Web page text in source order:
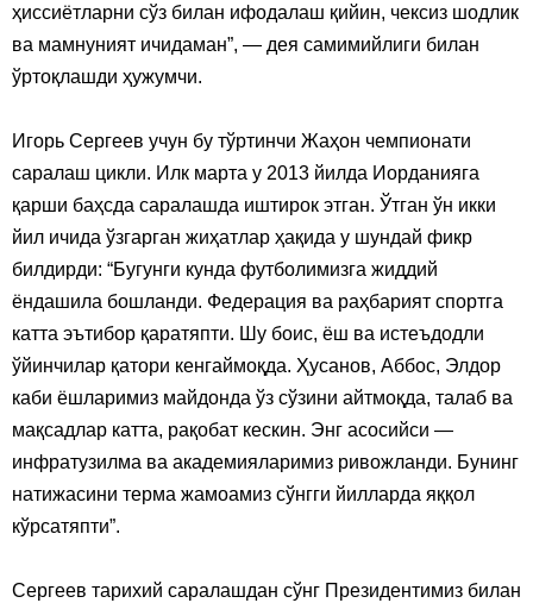
ҳиссиётларни сўз билан ифодалаш қийин, чексиз шодлик
ва мамнуният ичидаман”, — дея самимийлиги билан
ўртоқлашди ҳужумчи.
Игорь Сергеев учун бу тўртинчи Жаҳон чемпионати
саралаш цикли. Илк марта у 2013 йилда Иорданияга
қарши баҳсда саралашда иштирок этган. Ўтган ўн икки
йил ичида ўзгарган жиҳатлар ҳақида у шундай фикр
билдирди: “Бугунги кунда футболимизга жиддий
ёндашила бошланди. Федерация ва раҳбарият спортга
катта эътибор қаратяпти. Шу боис, ёш ва истеъдодли
ўйинчилар қатори кенгаймоқда. Ҳусанов, Аббос, Элдор
каби ёшларимиз майдонда ўз сўзини айтмоқда, талаб ва
мақсадлар катта, рақобат кескин. Энг асосийси —
инфратузилма ва академияларимиз ривожланди. Бунинг
натижасини терма жамоамиз сўнгги йилларда яққол
кўрсатяпти”.
Сергеев тарихий саралашдан сўнг Президентимиз билан